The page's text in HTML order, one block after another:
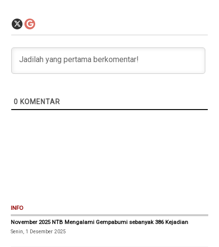
0 KOMENTAR
INFO
November 2025 NTB Mengalami Gempabumi sebanyak 386 Kejadian
Senin, 1 Desember 2025